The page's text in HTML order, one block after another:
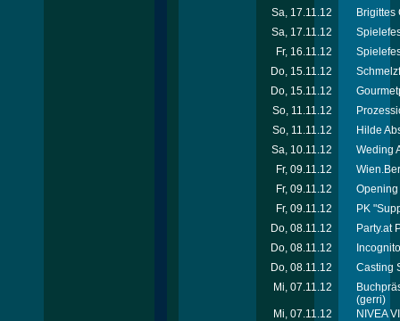
Sa, 17.11.12
Brigittes
Sa, 17.11.12
Fr, 16.11.12
Do, 15.11.12
Do, 15.11.12
So, 11.11.12
So, 11.11.12
Hilde
Sa, 10.11.12
Weding
Fr, 09.11.12
Fr, 09.11.12
Opening
Fr, 09.11.12
PK
Do, 08.11.12
Party.at
Do, 08.11.12
Do, 08.11.12
Casting
Mi, 07.11.12
(gerri)
Mi, 07.11.12
NIVEA